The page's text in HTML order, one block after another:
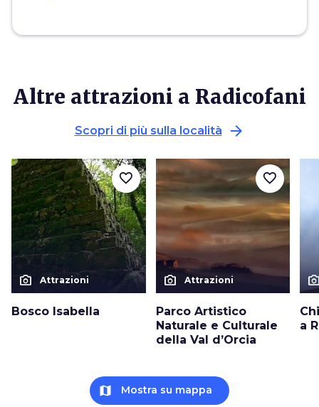
Altre attrazioni a Radicofani
Scopri di più sulla località arrow_forward
photo_camera Attrazioni
Bosco Isabella
favorite_border
photo_camera Attrazioni
Parco Artistico
Naturale e Culturale
della Val d’Orcia
favorite_border
a
map Mostra su mappa